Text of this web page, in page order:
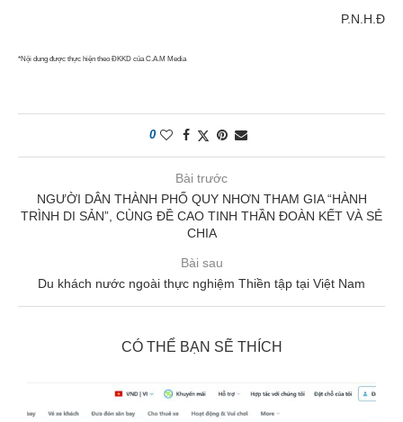
P.N.H.Đ
*Nội dung được thực hiện theo ĐKKD của C.A.M Media
0
Bài trước
NGƯỜI DÂN THÀNH PHỐ QUY NHƠN THAM GIA “HÀNH
TRÌNH DI SẢN”, CÙNG ĐỀ CAO TINH THẦN ĐOÀN KẾT VÀ SẺ
CHIA
Bài sau
Du khách nước ngoài thực nghiệm Thiền tập tại Việt Nam
CÓ THỂ BẠN SẼ THÍCH